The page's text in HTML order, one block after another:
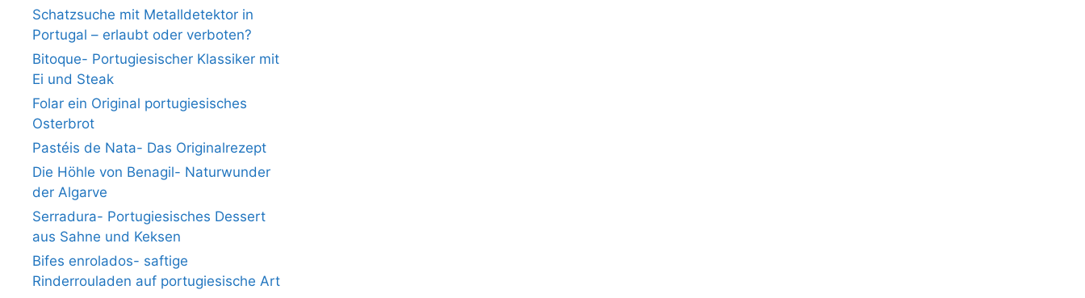
Schatzsuche mit Metalldetektor in
Portugal – erlaubt oder verboten?
Bitoque- Portugiesischer Klassiker mit
Ei und Steak
Folar ein Original portugiesisches
Osterbrot
Pastéis de Nata- Das Originalrezept
Die Höhle von Benagil- Naturwunder
der Algarve
Serradura- Portugiesisches Dessert
aus Sahne und Keksen
Bifes enrolados- saftige
Rinderrouladen auf portugiesische Art